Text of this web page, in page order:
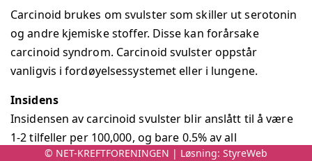
r
e
n
s
e
r
t
Carcinoid brukes om svulster som skiller ut serotonin
og andre kjemiske stoffer. Disse kan forårsake
carcinoid syndrom. Carcinoid svulster oppstår
vanligvis i fordøyelsessystemet eller i lungene.
Insidens
Insidensen av carcinoid svulster blir anslått til å være
1-2 tilfeller per 100,000, og bare 0.5% av all
kreftsykdom (malignancy). For Norge vil dette gi 50-
© NET-KREFTFORENINGEN | Løsning: StyreWeb